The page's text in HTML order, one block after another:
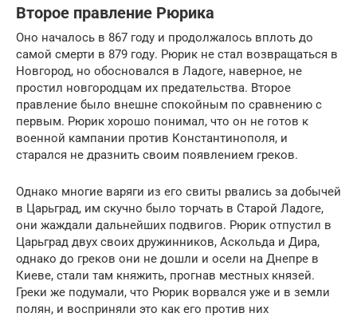
Второе правление Рюрика
Оно началось в 867 году и продолжалось вплоть до
самой смерти в 879 году. Рюрик не стал возвращаться в
Новгород, но обосновался в Ладоге, наверное, не
простил новгородцам их предательства. Второе
правление было внешне спокойным по сравнению с
первым. Рюрик хорошо понимал, что он не готов к
военной кампании против Константинополя, и
старался не дразнить своим появлением греков.
Однако многие варяги из его свиты рвались за добычей
в Царьград, им скучно было торчать в Старой Ладоге,
они жаждали дальнейших подвигов. Рюрик отпустил в
Царьград двух своих дружинников, Аскольда и Дира,
однако до греков они не дошли и осели на Днепре в
Киеве, стали там княжить, прогнав местных князей.
Греки же подумали, что Рюрик ворвался уже и в земли
полян, и восприняли это как его против них